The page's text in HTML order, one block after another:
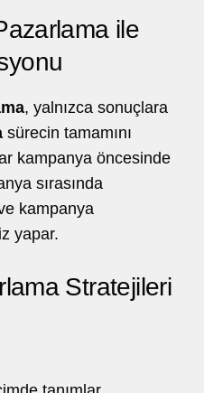
ile
, yalnızca sonuçlara
sürecin tamamını
kampanya öncesinde
sırasında
kampanya
yapar.
Stratejileri